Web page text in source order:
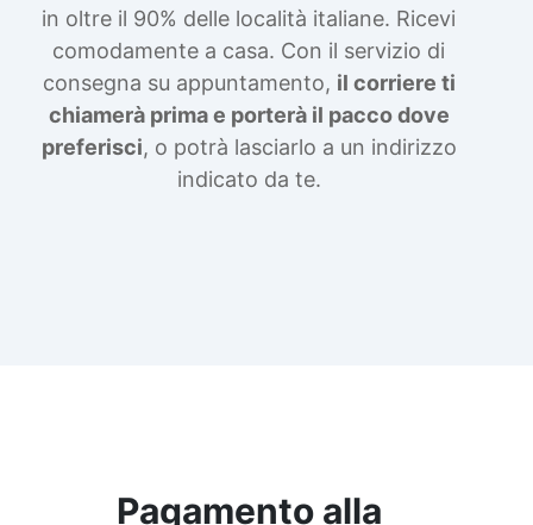
in oltre il 90% delle località italiane. Ricevi
comodamente a casa. Con il servizio di
consegna su appuntamento, il corriere ti
chiamerà prima e porterà il pacco dove
preferisci, o potrà lasciarlo a un indirizzo
indicato da te.
Pagamento alla